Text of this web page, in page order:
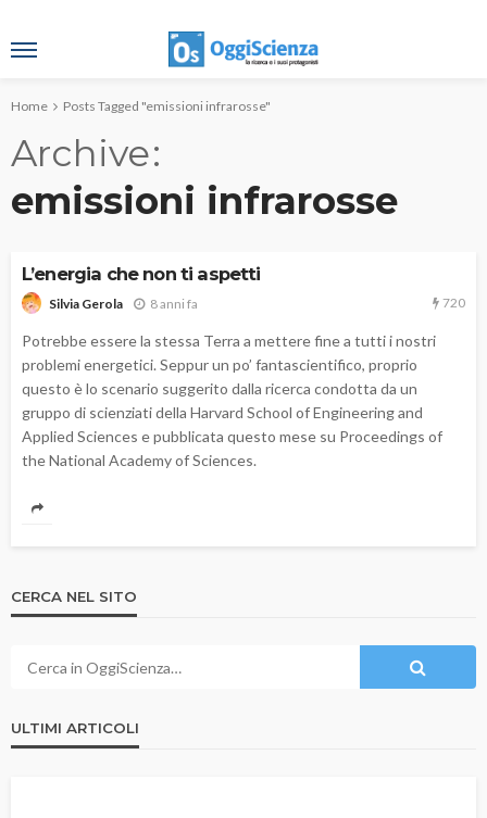
Home Posts Tagged "emissioni infrarosse"
Archive
emissioni infrarosse
L’energia che non ti aspetti
Silvia Gerola 8 anni fa 720
Potrebbe essere la stessa Terra a mettere fine a tutti i nostri
problemi energetici. Seppur un po’ fantascientifico, proprio
questo è lo scenario suggerito dalla ricerca condotta da un
gruppo di scienziati della Harvard School of Engineering and
Applied Sciences e pubblicata questo mese su Proceedings of
the National Academy of Sciences.
CERCA NEL SITO
ULTIMI ARTICOLI